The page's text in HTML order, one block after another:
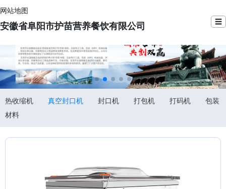
网站地图
安徽省阜阳市护苗营养餐饮有限公司 ☰
热收缩机 真空封口机 封口机 打包机 打码机
包装
材料